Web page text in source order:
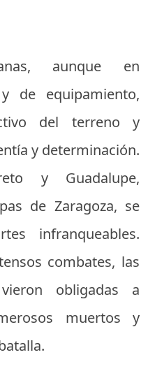
aunque en
de equipamiento,
del terreno y
y determinación.
y Guadalupe,
de Zaragoza, se
infranqueables.
combates, las
obligadas a
muertos y